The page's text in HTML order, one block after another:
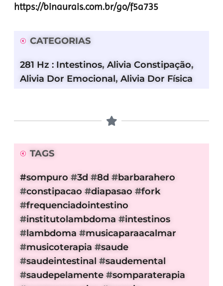
https://binaurais.com.br/go/f5a735
CATEGORIAS
281 Hz : Intestinos, Alivia Constipação,
Alivia Dor Emocional, Alivia Dor Física
TAGS
#sompuro #3d #8d #barbarahero
#constipacao #diapasao #fork
#frequenciadointestino
#institutolambdoma #intestinos
#lambdoma #musicaparaacalmar
#musicoterapia #saude
#saudeintestinal #saudemental
#saudepelamente #somparaterapia